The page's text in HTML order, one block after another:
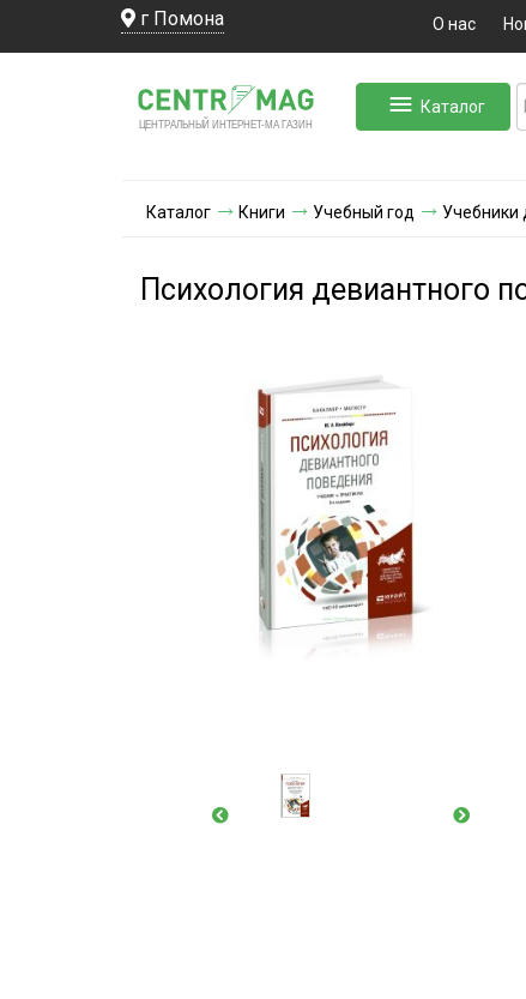
г Помона О нас
ЦЕНТРАЛЬНЫЙ ИНТЕРНЕТ-МА ГАЗИН
Каталог
Каталог Книги Учебный год Учебники
Психология девиантного